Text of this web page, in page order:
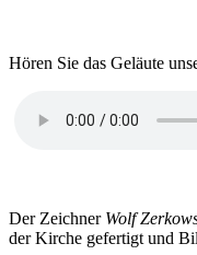
Hören Sie das Geläute
Der Zeichner Wolf
der Kirche gefertigt und